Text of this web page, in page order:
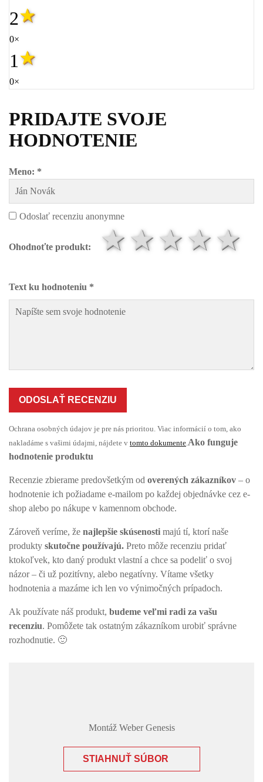
2
0×
1
0×
PRIDAJTE SVOJE
HODNOTENIE
Meno: *
Odoslať recenziu anonymne
Ohodnoťte produkt: 4
3
2
1
Text ku hodnoteniu *
ODOSLAŤ RECENZIU
Ochrana osobných údajov je pre nás prioritou. Viac informácií o tom, ako
nakladáme s vašimi údajmi, nájdete v tomto dokumente.Ako funguje
hodnotenie produktu
Recenzie zbierame predovšetkým od overených zákazníkov – o
hodnotenie ich požiadame e-mailom po každej objednávke cez e-
shop alebo po nákupe v kamennom obchode.
Zároveň veríme, že najlepšie skúsenosti majú tí, ktorí naše
produkty skutočne používajú. Preto môže recenziu pridať
ktokoľvek, kto daný produkt vlastní a chce sa podeliť o svoj
názor – či už pozitívny, alebo negatívny. Vítame všetky
hodnotenia a mazáme ich len vo výnimočných prípadoch.
Ak používate náš produkt, budeme veľmi radi za vašu
recenziu. Pomôžete tak ostatným zákazníkom urobiť správne
rozhodnutie. 🙂
Montáž Weber Genesis
STIAHNUŤ SÚBOR